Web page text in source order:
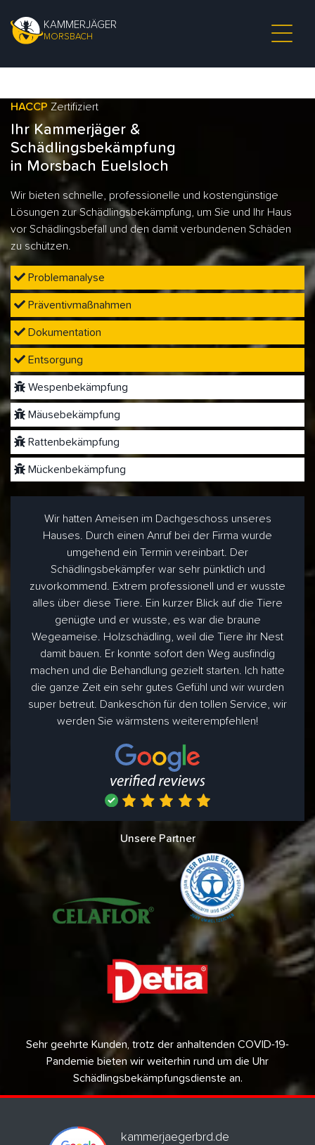
KAMMERJÄGER
MORSBACH
HACCP Zertifiziert
Ihr Kammerjäger &
Schädlingsbekämpfung
in Morsbach Euelsloch
Wir bieten schnelle, professionelle und kostengünstige
Lösungen zur Schädlingsbekämpfung, um Sie und Ihr Haus
vor Schädlingsbefall und den damit verbundenen Schäden
zu schützen.
Problemanalyse
Präventivmaßnahmen
Dokumentation
Entsorgung
Wespenbekämpfung
Mäusebekämpfung
Rattenbekämpfung
Mückenbekämpfung
Wir hatten Ameisen im Dachgeschoss unseres
Hauses. Durch einen Anruf bei der Firma wurde
umgehend ein Termin vereinbart. Der
Schädlingsbekämpfer war sehr pünktlich und
zuvorkommend. Extrem professionell und er wusste
alles über diese Tiere. Ein kurzer Blick auf die Tiere
genügte und er wusste, es war die braune
Wegeameise. Holzschädling, weil die Tiere ihr Nest
damit bauen. Er konnte sofort den Weg ausfindig
machen und die Behandlung gezielt starten. Ich hatte
die ganze Zeit ein sehr gutes Gefühl und wir wurden
super betreut. Dankeschön für den tollen Service, wir
werden Sie wärmstens weiterempfehlen!
Unsere Partner
Sehr geehrte Kunden, trotz der anhaltenden COVID-19-
Pandemie bieten wir weiterhin rund um die Uhr
Schädlingsbekämpfungsdienste an.
kammerjaegerbrd.de